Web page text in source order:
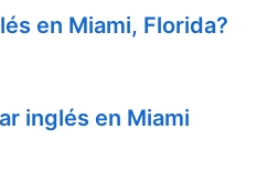
en Miami, Florida?
inglés en Miami